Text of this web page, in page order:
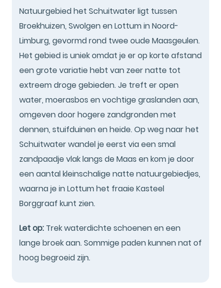
Natuurgebied het Schuitwater ligt tussen
Broekhuizen, Swolgen en Lottum in Noord-
Limburg, gevormd rond twee oude Maasgeulen.
Het gebied is uniek omdat je er op korte afstand
een grote variatie hebt van zeer natte tot
extreem droge gebieden. Je treft er open
water, moerasbos en vochtige graslanden aan,
omgeven door hogere zandgronden met
dennen, stuifduinen en heide. Op weg naar het
Schuitwater wandel je eerst via een smal
zandpaadje vlak langs de Maas en kom je door
een aantal kleinschalige natte natuurgebiedjes,
waarna je in Lottum het fraaie Kasteel
Borggraaf kunt zien.
Let op: Trek waterdichte schoenen en een
lange broek aan. Sommige paden kunnen nat of
hoog begroeid zijn.